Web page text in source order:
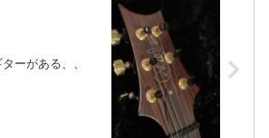
ーがある、、